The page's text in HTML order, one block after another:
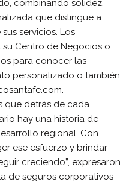
combinando solidez,
que distingue a
servicios. Los
Centro de Negocios o
para conocer las
personalizado o también
que detrás de cada
hay una historia de
regional. Con
ese esfuerzo y brindar
creciendo”, expresaron
de seguros corporativos